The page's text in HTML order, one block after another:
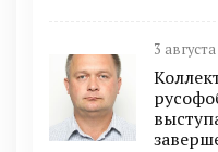
3